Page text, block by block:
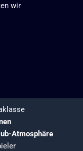
wir
Atmosphäre